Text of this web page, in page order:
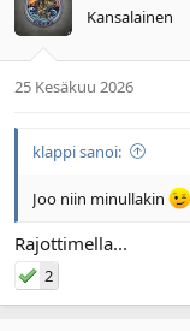
Kansalainen
25 Kesäkuu 2026
klappi sanoi:
Joo niin minullakin
Rajottimella...
2